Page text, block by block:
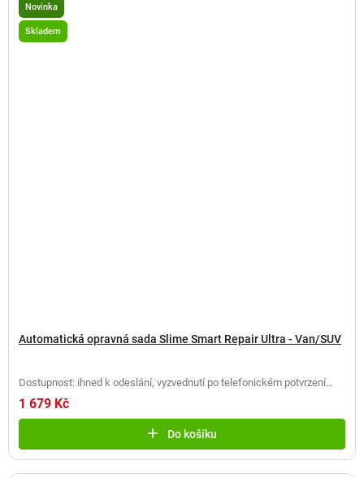
Novinka
Skladem
Automatická opravná sada Slime Smart Repair Ultra - Van/SUV
Dostupnost: ihned k odeslání, vyzvednutí po telefonickém potvrzení
(2 ks)
1 679 Kč
Do košíku